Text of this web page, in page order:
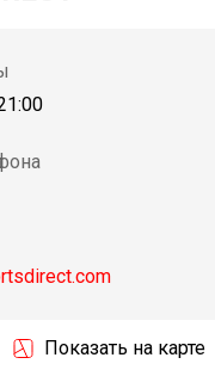
Показать на карте